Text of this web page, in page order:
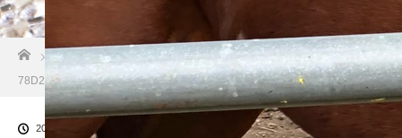
ホーム
ブログ一覧
CF552CC2-B401-4CDE-AA94-
78D2B4FAAAD1
2018.10.26